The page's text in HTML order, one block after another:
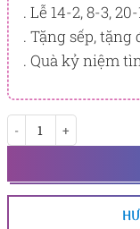
. Lễ 14-2, 8-3,
. Tặng sếp,
. Quà kỷ niệm